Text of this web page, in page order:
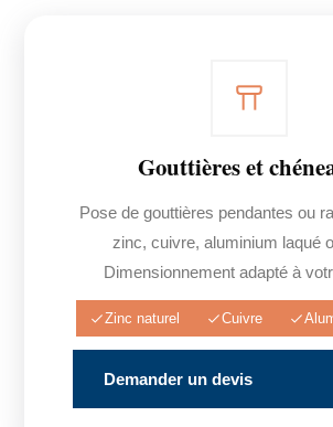
Gouttières et
Pose de gouttières pendantes ou
zinc, cuivre, aluminium laqué
Dimensionnement adapté à
Zinc naturel Cuivre
Demander un devis